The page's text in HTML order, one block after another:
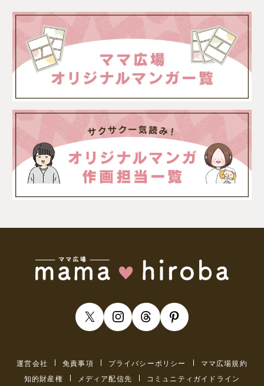
運営会社 免責事項 プライバシーポリシー
ママ広場規約
知的財産権
メディア配信先 コミュニティガイドライン